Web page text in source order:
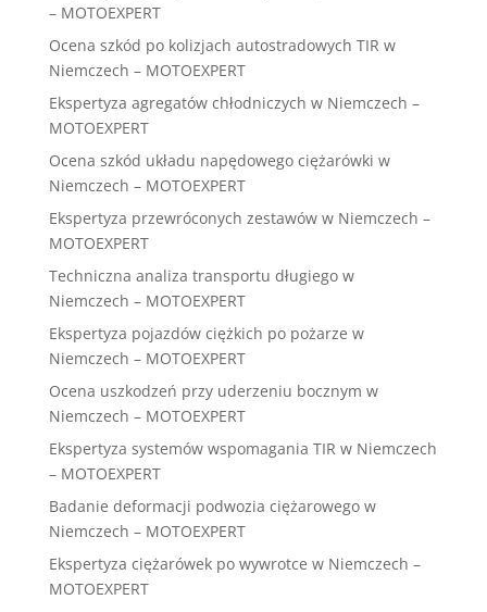
– MOTOEXPERT
Ocena szkód po kolizjach autostradowych TIR w
Niemczech – MOTOEXPERT
Ekspertyza agregatów chłodniczych w Niemczech –
MOTOEXPERT
Ocena szkód układu napędowego ciężarówki w
Niemczech – MOTOEXPERT
Ekspertyza przewróconych zestawów w Niemczech –
MOTOEXPERT
Techniczna analiza transportu długiego w
Niemczech – MOTOEXPERT
Ekspertyza pojazdów ciężkich po pożarze w
Niemczech – MOTOEXPERT
Ocena uszkodzeń przy uderzeniu bocznym w
Niemczech – MOTOEXPERT
Ekspertyza systemów wspomagania TIR w Niemczech
– MOTOEXPERT
Badanie deformacji podwozia ciężarowego w
Niemczech – MOTOEXPERT
Ekspertyza ciężarówek po wywrotce w Niemczech –
MOTOEXPERT